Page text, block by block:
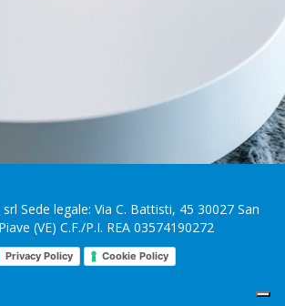
Sede legale: Via C. Battisti, 45 30027 San
(VE) C.F./P.I. REA 03574190272
Privacy Policy Cookie Policy